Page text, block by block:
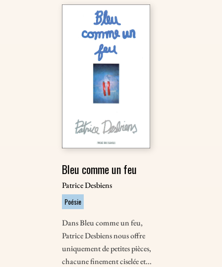
Bleu comme un feu
Patrice Desbiens
Poésie
Dans Bleu comme un feu,
Patrice Desbiens nous offre
uniquement de petites pièces,
chacune finement ciselée et...